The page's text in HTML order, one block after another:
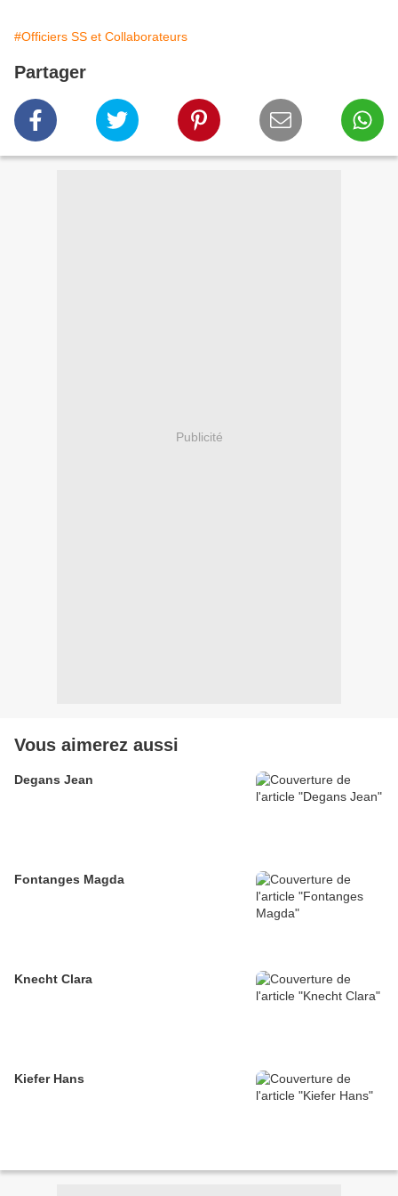
#Officiers SS et Collaborateurs
Partager
Publicité
Vous aimerez aussi
Degans Jean
Fontanges Magda
Knecht Clara
Kiefer Hans